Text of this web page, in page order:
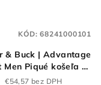
& Buck | Advantage
Men Piqué košeľa s
rukávom_68.2410
€54,57 bez DPH
KÓD:68241000101